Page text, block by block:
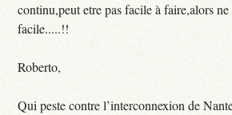
continu,peut etre pas facile à faire,alors
facile.....!!
Roberto,
Qui peste contre l’interconnexion de